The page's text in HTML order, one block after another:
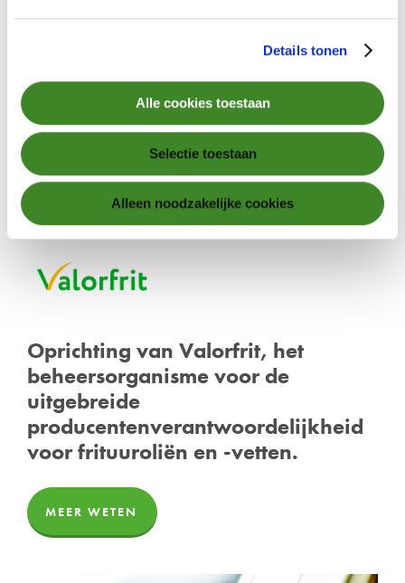
Details tonen
Alle cookies toestaan
Selectie toestaan
Alleen noodzakelijke cookies
Oprichting van Valorfrit, het
beheersorganisme voor de
uitgebreide
producentenverantwoordelijkheid
voor frituuroliën en -vetten.
MEER WETEN